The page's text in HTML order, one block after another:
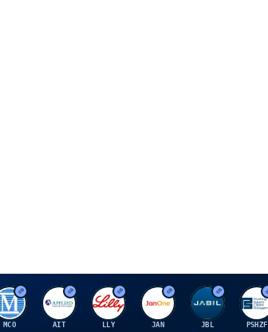
M
MCO
A
AIT
E
LLY
J
JAN
J
JBL
P
PSHZF